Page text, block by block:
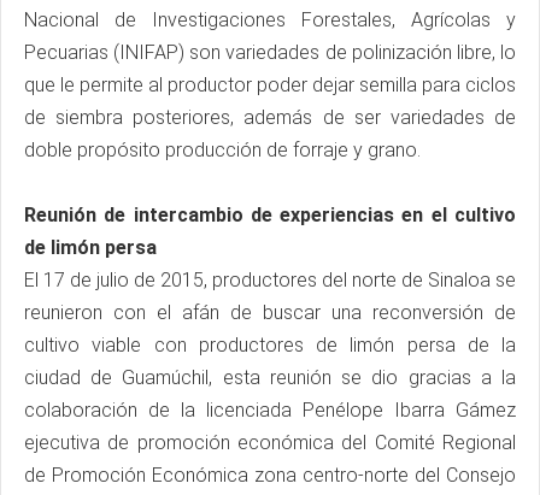
Nacional de Investigaciones Forestales, Agrícolas y
Pecuarias (INIFAP) son variedades de polinización libre, lo
que le permite al productor poder dejar semilla para ciclos
de siembra posteriores, además de ser variedades de
doble propósito producción de forraje y grano.
Reunión de intercambio de experiencias en el cultivo
de limón persa
El 17 de julio de 2015, productores del norte de Sinaloa se
reunieron con el afán de buscar una reconversión de
cultivo viable con productores de limón persa de la
ciudad de Guamúchil, esta reunión se dio gracias a la
colaboración de la licenciada Penélope Ibarra Gámez
ejecutiva de promoción económica del Comité Regional
de Promoción Económica zona centro-norte del Consejo